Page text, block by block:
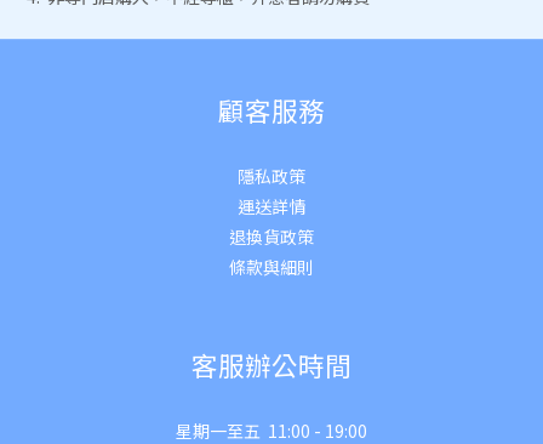
顧客服務
隱私政策
運送詳情
退換貨政策
條款與細則
客服辦公時間
星期一至五 11:00 - 19:00